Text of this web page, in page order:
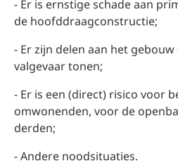
- Er is ernstige schade aan
de hoofddraagconstructie;
- Er zijn delen aan het
valgevaar tonen;
- Er is een (direct) risico voor
omwonenden, voor de
derden;
- Andere noodsituaties.